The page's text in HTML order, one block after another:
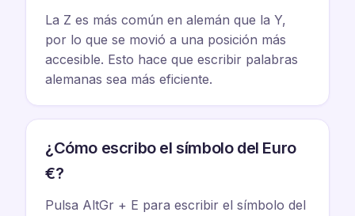
La Z es más común en alemán que la Y,
por lo que se movió a una posición más
accesible. Esto hace que escribir palabras
alemanas sea más eficiente.
¿Cómo escribo el símbolo del Euro
€?
Pulsa AltGr + E para escribir el símbolo del